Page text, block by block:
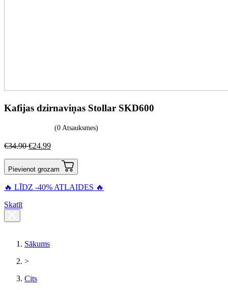
Kafijas dzirnaviņas Stollar SKD600
(0 Atsauksmes)
€34.90 €24.99
Pievienot grozam
🔥 LĪDZ -40% ATLAIDES 🔥
Skatīt
Sākums
>
Cits